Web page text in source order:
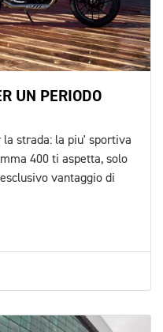
UN PERIODO
strada: la piu' sportiva
400 ti aspetta, solo
vantaggio di